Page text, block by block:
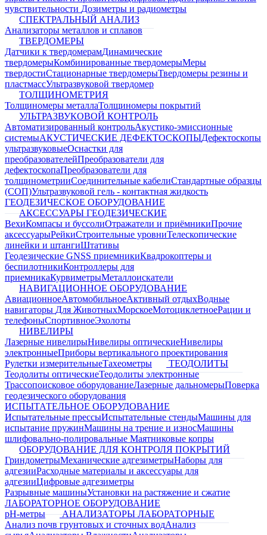
чувствительности Дозиметры и радиометры
СПЕКТРАЛЬНЫЙ АНАЛИЗ
Анализаторы металлов и сплавов
ТВЕРДОМЕРЫ
Датчики к твердомерамДинамические
твердомерыКомбинированные твердомерыМеры
твердостиСтационарные твердомерыТвердомеры резины и
пластмассУльтразвуковой твердомер
ТОЛЩИНОМЕТРИЯ
Толщиномеры металлаТолщиномеры покрытий
УЛЬТРАЗВУКОВОЙ КОНТРОЛЬ
Автоматизированный контрольАкустико-эмиссионные
системыАКУСТИЧЕСКИЕ ДЕФЕКТОСКОПЫДефектоскопы
ультразвуковыеОснастки для
преобразователейПреобразователи для
дефектоскопаПреобразователи для
толщинометрииСоединительные кабелиСтандартные образцы
(СОП)Ультразвуковой гель - контактная жидкость
ГЕОДЕЗИЧЕСКОЕ ОБОРУДОВАНИЕ
АКСЕССУАРЫ ГЕОДЕЗИЧЕСКИЕ
ВехиКомпасы и буссолиОтражатели и приёмникиПрочие
аксессуарыРейкиСтроительные уровниТелескопические
линейки и штангиШтативы
Геодезические GNSS приемникиКвадрокоптеры и
беспилотникиКонтроллеры для
приемникаКурвиметрыМеталлоискатели
НАВИГАЦИОННОЕ ОБОРУДОВАНИЕ
АвиационноеАвтомобильноеАктивный отдыхВодные
навигаторы Для ЖивотныхМорскоеМотоциклетноеРации и
телефоныСпортивноеЭхолоты
НИВЕЛИРЫ
Лазерные нивелирыНивелиры оптическиеНивелиры
электронныеПриборы вертикального проектирования
Рулетки измерительныеТахеометры
ТЕОДОЛИТЫ
Теодолиты оптическиеТеодолиты электронные
Трассопоисковое оборудованиеЛазерные дальномерыПоверка
геодезического оборудования
ИСПЫТАТЕЛЬНОЕ ОБОРУДОВАНИЕ
Испытательные прессыИспытательные стендыМашины для
испытание пружинМашины на трение и износМашины
шлифовально-полировальные Маятниковые копры
ОБОРУДОВАНИЕ ДЛЯ КОНТРОЛЯ ПОКРЫТИЙ
ГриндометрыМеханические адгезиметрыНаборы для
адгезииРасходные материалы и аксессуары для
адгезииЦифровые адгезиметры
Разрывные машиныУстановки на растяжение и сжатие
ЛАБОРАТОРНОЕ ОБОРУДОВАНИЕ
pH-метры
АНАЛИЗАТОРЫ ЛАБОРАТОРНЫЕ
Анализ почв грунтовых и сточных водАнализ